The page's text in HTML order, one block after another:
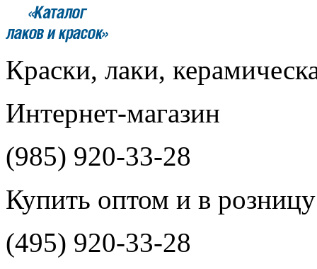
Краски, лаки,
Интернет-магазин
(985) 920-33-28
Купить оптом и в розницу
(495) 920-33-28